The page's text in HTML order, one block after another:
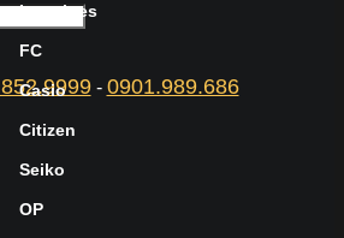
- 0901.989.686
Longines
FC
Casio
Citizen
Seiko
OP